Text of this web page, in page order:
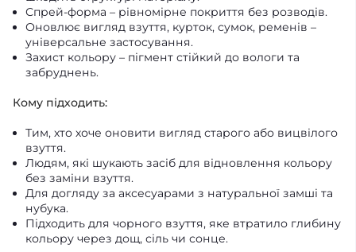
Спрей-форма – рівномірне покриття без розводів.
Оновлює вигляд взуття, курток, сумок, ременів –
універсальне застосування.
Захист кольору – пігмент стійкий до вологи та
забруднень.
Кому підходить:
Тим, хто хоче оновити вигляд старого або вицвілого
взуття.
Людям, які шукають засіб для відновлення кольору
без заміни взуття.
Для догляду за аксесуарами з натуральної замші та
нубука.
Підходить для чорного взуття, яке втратило глибину
кольору через дощ, сіль чи сонце.